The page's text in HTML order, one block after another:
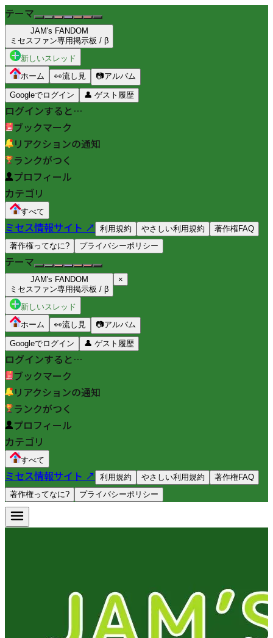
テーマ
JAM's FANDOM
ミセスファン専用掲示板 / β
新しいスレッド
ホーム
👀流し見 📷アルバム
Googleでログイン 👤 ゲスト履歴
ログインすると…
ブックマーク
リアクションの通知
ランクがつく
プロフィール
カテゴリ
すべて
ミセス情報サイト ↗ 利用規約 やさしい利用規約
著作権FAQ
著作権ってなに?
プライバシーポリシー
テーマ
JAM's FANDOM
ミセスファン専用掲示板 / β
×
新しいスレッド
ホーム
👀流し見 📷アルバム
Googleでログイン 👤 ゲスト履歴
ログインすると…
ブックマーク
リアクションの通知
ランクがつく
プロフィール
カテゴリ
すべて
ミセス情報サイト ↗ 利用規約 やさしい利用規約
著作権FAQ
著作権ってなに?
プライバシーポリシー